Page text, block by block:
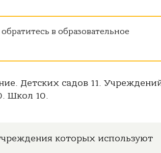
в образовательное
Детских садов 11.
Школ 10.
которых используют